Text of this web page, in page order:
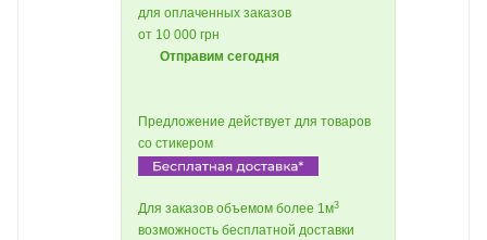
для оплаченных заказов
от 10 000 грн
Отправим сегодня
Предложение действует для товаров
со стикером
Для заказов объемом более 1м3
возможность бесплатной доставки